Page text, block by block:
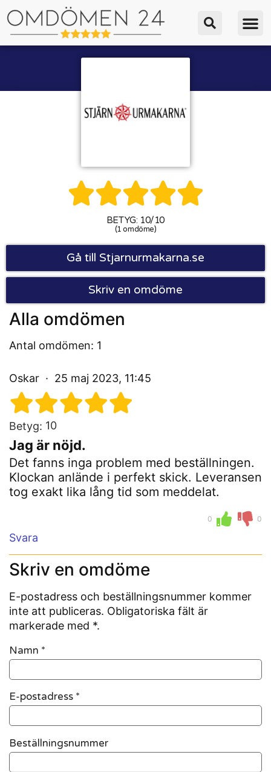

BETYG: 10/10
(1 omdöme)
Gå till Stjarnurmakarna.se
Skriv en omdöme
Alla omdömen
Antal omdömen: 1
Oskar 25 maj 2023, 11:45
Betyg: 10
Jag är nöjd.
Det fanns inga problem med beställningen.
Klockan anlände i perfekt skick. Leveransen
tog exakt lika lång tid som meddelat.
0 0
Svara
Skriv en omdöme
E-postadress och beställningsnummer kommer
inte att publiceras. Obligatoriska fält är
markerade med *.
Namn *
E-postadress *
Beställningsnummer